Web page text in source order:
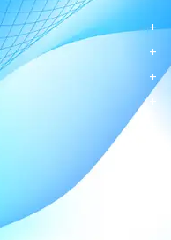
+
+
+
+